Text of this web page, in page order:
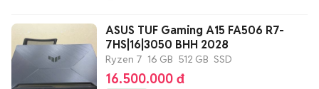
ASUS TUF Gaming A15 FA506 R7-
7HS|16|3050 BHH 2028
Ryzen 7 16 GB 512 GB SSD
16.500.000 đ